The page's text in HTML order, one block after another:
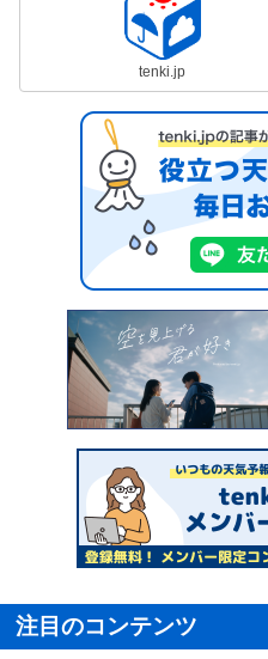
tenki.jp
注目のコンテンツ